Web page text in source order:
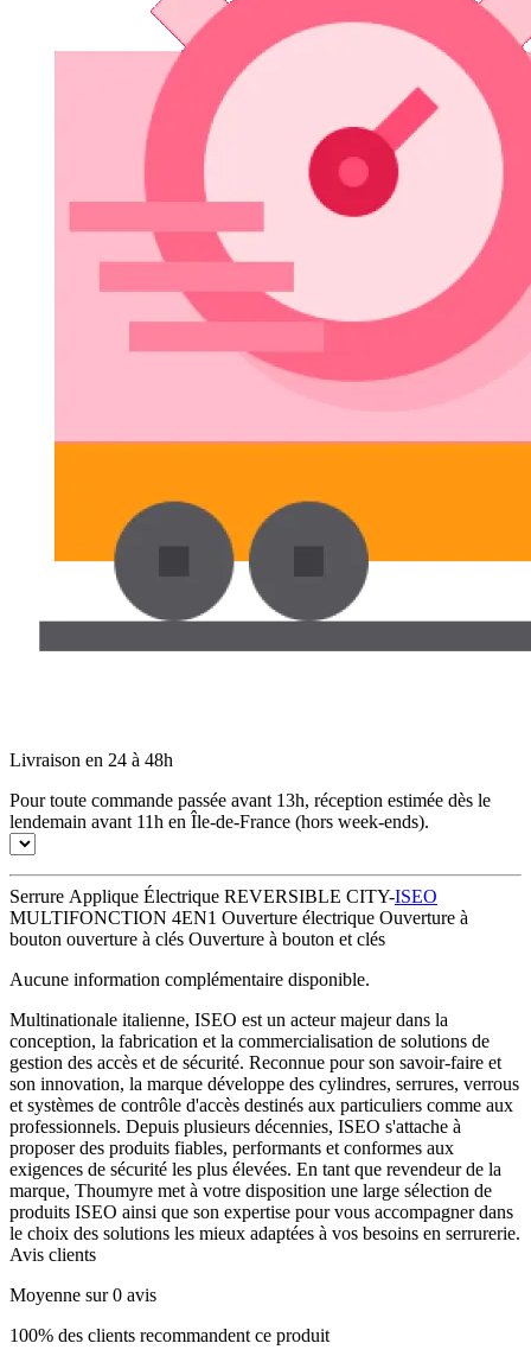
Livraison en 24 à 48h
Pour toute commande passée avant 13h, réception estimée dès le
lendemain avant 11h en Île-de-France (hors week-ends).
Serrure Applique Électrique REVERSIBLE CITY-ISEO
MULTIFONCTION 4EN1 Ouverture électrique Ouverture à
Aucune information complémentaire disponible.
Multinationale italienne, ISEO est un acteur majeur dans la
conception, la fabrication et la commercialisation de solutions de
gestion des accès et de sécurité. Reconnue pour son savoir-faire et
son innovation, la marque développe des cylindres, serrures, verrous
et systèmes de contrôle d'accès destinés aux particuliers comme aux
professionnels. Depuis plusieurs décennies, ISEO s'attache à
proposer des produits fiables, performants et conformes aux
exigences de sécurité les plus élevées. En tant que revendeur de la
marque, Thoumyre met à votre disposition une large sélection de
produits ISEO ainsi que son expertise pour vous accompagner dans
le choix des solutions les mieux adaptées à vos besoins en serrurerie.
Avis clients
Moyenne sur 0 avis
100% des clients recommandent ce produit